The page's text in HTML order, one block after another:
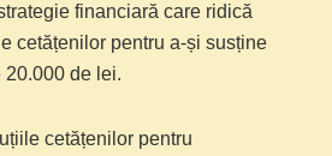
financiară care ridică
cetățenilor pentru a-și susține
de lei.
cetățenilor pentru